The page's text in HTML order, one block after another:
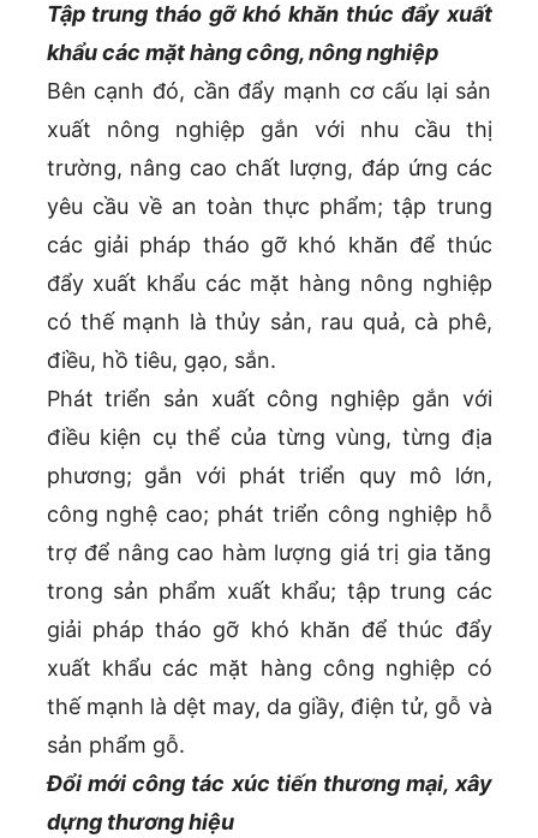
Tập trung tháo gỡ khó khăn thúc đẩy xuất
khẩu các mặt hàng công, nông nghiệp
Bên cạnh đó, cần đẩy mạnh cơ cấu lại sản
xuất nông nghiệp gắn với nhu cầu thị
trường, nâng cao chất lượng, đáp ứng các
yêu cầu về an toàn thực phẩm; tập trung
các giải pháp tháo gỡ khó khăn để thúc
đẩy xuất khẩu các mặt hàng nông nghiệp
có thế mạnh là thủy sản, rau quả, cà phê,
điều, hồ tiêu, gạo, sắn.
Phát triển sản xuất công nghiệp gắn với
điều kiện cụ thể của từng vùng, từng địa
phương; gắn với phát triển quy mô lớn,
công nghệ cao; phát triển công nghiệp hỗ
trợ để nâng cao hàm lượng giá trị gia tăng
trong sản phẩm xuất khẩu; tập trung các
giải pháp tháo gỡ khó khăn để thúc đẩy
xuất khẩu các mặt hàng công nghiệp có
thế mạnh là dệt may, da giầy, điện tử, gỗ và
sản phẩm gỗ.
Đổi mới công tác xúc tiến thương mại, xây
dựng thương hiệu